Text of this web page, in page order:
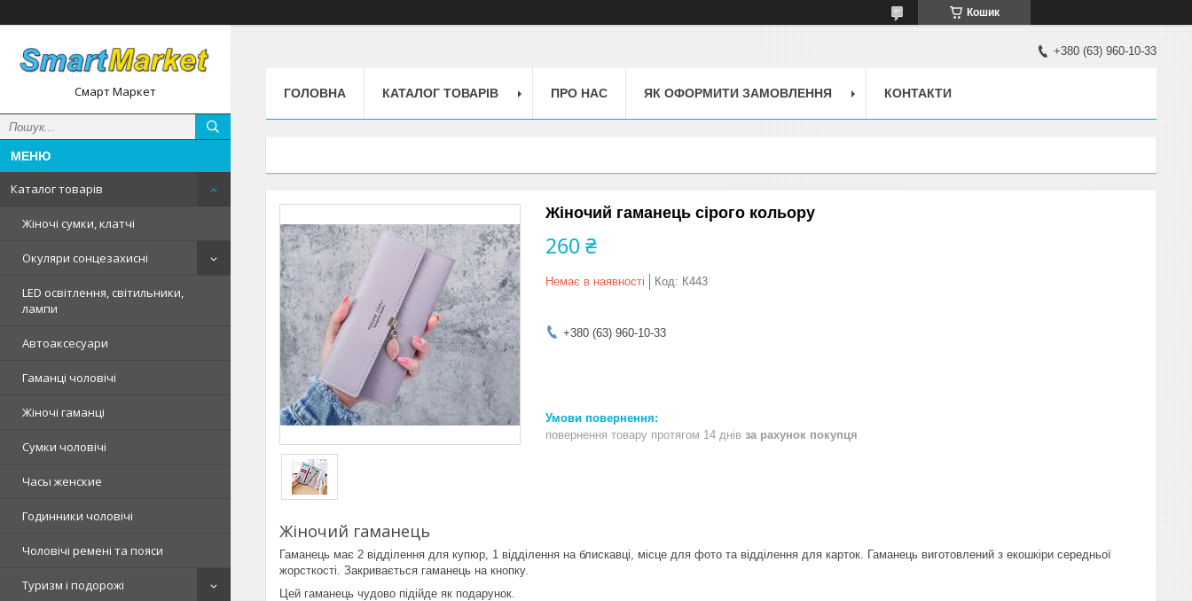
Кошик
Смарт Маркет
Каталог товарів
Жіночі сумки, клатчі
Окуляри сонцезахисні
LED освітлення, світильники,
лампи
Автоаксесуари
Гаманці чоловічі
Жіночі гаманці
Сумки чоловічі
Часы женские
Годинники чоловічі
Чоловічі ремені та пояси
Туризм і подорожі
+380 (63) 960-10-33
ГОЛОВНА КАТАЛОГ ТОВАРІВ ПРО НАС ЯК ОФОРМИТИ ЗАМОВЛЕННЯ КОНТАКТИ
Жіночий гаманець сірого кольору
260 ₴
Немає в наявності Код: К443
+380 (63) 960-10-33
повернення товару протягом 14 днів за рахунок покупця
Жіночий гаманець
Гаманець має 2 відділення для купюр, 1 відділення на блискавці, місце для фото та відділення для карток. Гаманець виготовлений з екошкіри середньої
жорсткості. Закривається гаманець на кнопку.
Цей гаманець чудово підійде як подарунок.